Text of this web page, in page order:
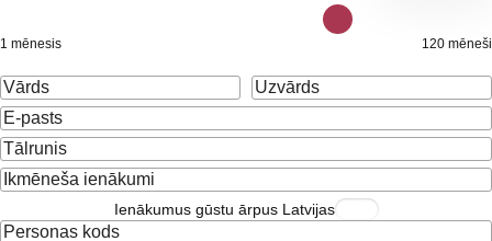
1 mēnesis 120 mēneši
Ienākumus gūstu ārpus Latvijas